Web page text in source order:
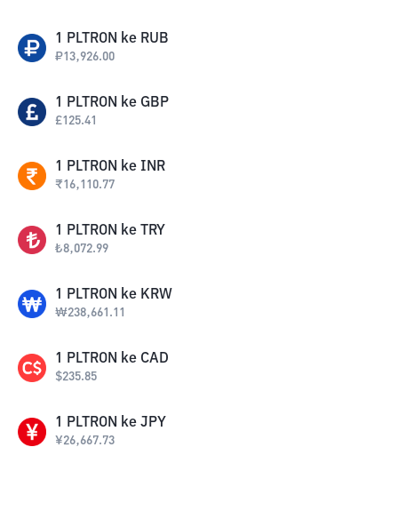
1 PLTRON ke RUB
₽13,926.00
1 PLTRON ke GBP
£125.41
1 PLTRON ke INR
₹16,110.77
1 PLTRON ke TRY
₺8,072.99
1 PLTRON ke KRW
₩238,661.11
1 PLTRON ke CAD
$235.85
1 PLTRON ke JPY
¥26,667.73